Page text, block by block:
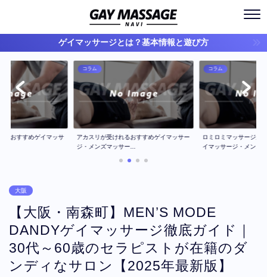
ゲイマッサージとは？基本情報と遊び方
のおすすめゲイマッサ
コラム
アカスリが受けれるおすすめゲイマッサー
ジ・メンズマッサー...
コラム
ロミロミマッサージが
イマッサージ・メン...
大阪
【大阪・南森町】MEN’S MODE
DANDYゲイマッサージ徹底ガイド｜
30代～60歳のセラピストが在籍のダ
ンディなサロン【2025年最新版】